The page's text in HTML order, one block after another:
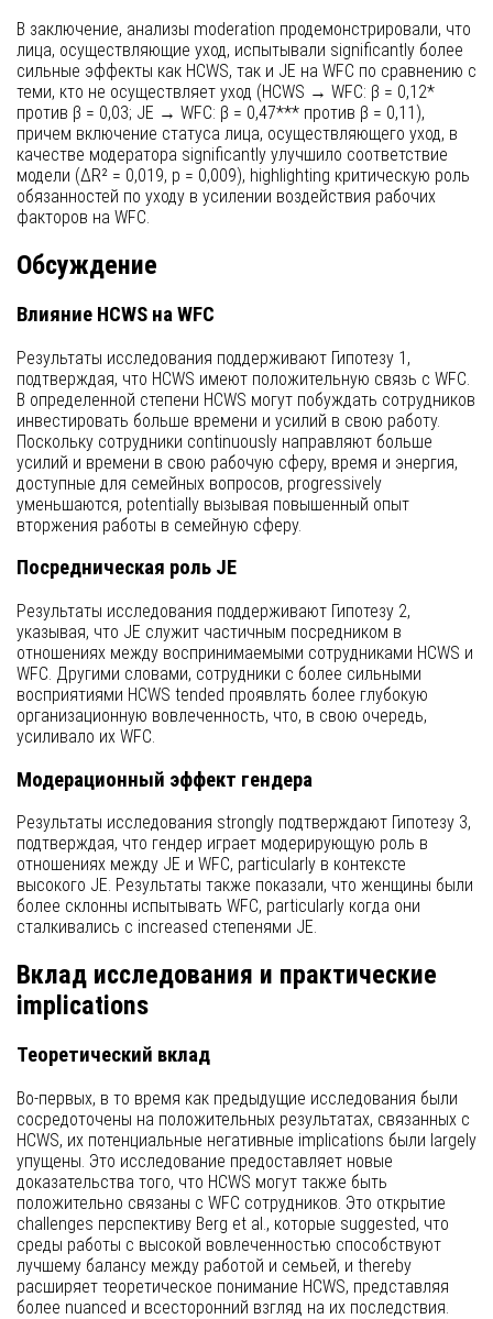
В заключение, анализы moderation продемонстрировали, что
лица, осуществляющие уход, испытывали significantly более
сильные эффекты как HCWS, так и JE на WFC по сравнению с
теми, кто не осуществляет уход (HCWS → WFC: β = 0,12*
против β = 0,03; JE → WFC: β = 0,47*** против β = 0,11),
причем включение статуса лица, осуществляющего уход, в
качестве модератора significantly улучшило соответствие
модели (ΔR² = 0,019, p = 0,009), highlighting критическую роль
обязанностей по уходу в усилении воздействия рабочих
факторов на WFC.
Обсуждение
Влияние HCWS на WFC
Результаты исследования поддерживают Гипотезу 1,
подтверждая, что HCWS имеют положительную связь с WFC.
В определенной степени HCWS могут побуждать сотрудников
инвестировать больше времени и усилий в свою работу.
Поскольку сотрудники continuously направляют больше
усилий и времени в свою рабочую сферу, время и энергия,
доступные для семейных вопросов, progressively
уменьшаются, potentially вызывая повышенный опыт
вторжения работы в семейную сферу.
Посредническая роль JE
Результаты исследования поддерживают Гипотезу 2,
указывая, что JE служит частичным посредником в
отношениях между воспринимаемыми сотрудниками HCWS и
WFC. Другими словами, сотрудники с более сильными
восприятиями HCWS tended проявлять более глубокую
организационную вовлеченность, что, в свою очередь,
усиливало их WFC.
Модерационный эффект гендера
Результаты исследования strongly подтверждают Гипотезу 3,
подтверждая, что гендер играет модерирующую роль в
отношениях между JE и WFC, particularly в контексте
высокого JE. Результаты также показали, что женщины были
более склонны испытывать WFC, particularly когда они
сталкивались с increased степенями JE.
Вклад исследования и практические
implications
Теоретический вклад
Во-первых, в то время как предыдущие исследования были
сосредоточены на положительных результатах, связанных с
HCWS, их потенциальные негативные implications были largely
упущены. Это исследование предоставляет новые
доказательства того, что HCWS могут также быть
положительно связаны с WFC сотрудников. Это открытие
challenges перспективу Berg et al., которые suggested, что
среды работы с высокой вовлеченностью способствуют
лучшему балансу между работой и семьей, и thereby
расширяет теоретическое понимание HCWS, представляя
более nuanced и всесторонний взгляд на их последствия.